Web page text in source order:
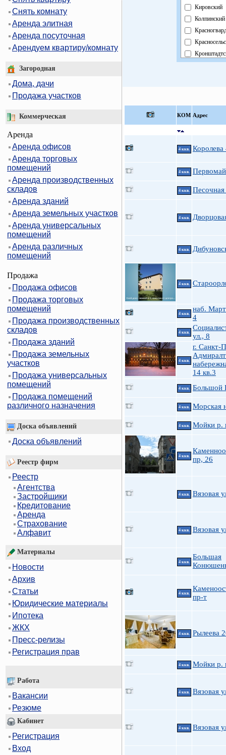
Снять комнату
Аренда элитная
Аренда посуточная
Арендуем квартиру/комнату
Загородная
Дома, дачи
Продажа участков
Коммерческая
Аренда
Аренда офисов
Аренда торговых
помещений
Аренда производственных
складов
Аренда зданий
Аренда земельных участков
Аренда универсальных
помещений
Аренда различных
помещений
Продажа
Продажа офисов
Продажа торговых
помещений
Продажа производственных
складов
Продажа зданий
Продажа земельных
участков
Продажа универсальных
помещений
Продажа помещений
различного назначения
Доска объявлений
Доска объявлений
Реестр фирм
Реестр
Агентства
Застройщики
Кредитование
Аренда
Страхование
Алфавит
Материалы
Новости
Архив
Статьи
Юридические материалы
Ипотека
ЖКХ
Пресс-релизы
Регистрация прав
Работа
Вакансии
Резюме
Кабинет
Регистрация
Вход
Кировский
Колпинский
Павловский
КOМ Адрес
4 ккв. Королева
4 ккв.
4 ккв.
4 ккв.
4 ккв.
4 ккв.
4 ккв.
наб.
4
4 ккв.
ул., 8
4 ккв.
г. Санкт-
14 кв.3
4 ккв. Большой
4 ккв. Морская
4 ккв. Мойки р.
4 ккв.
пр, 26
4 ккв. Вязовая
4 ккв. Вязовая
4 ккв.
Большая
4 ккв.
пр-т
4 ккв. Рылеева
4 ккв. Мойки р.
4 ккв. Вязовая
4 ккв. Вязовая